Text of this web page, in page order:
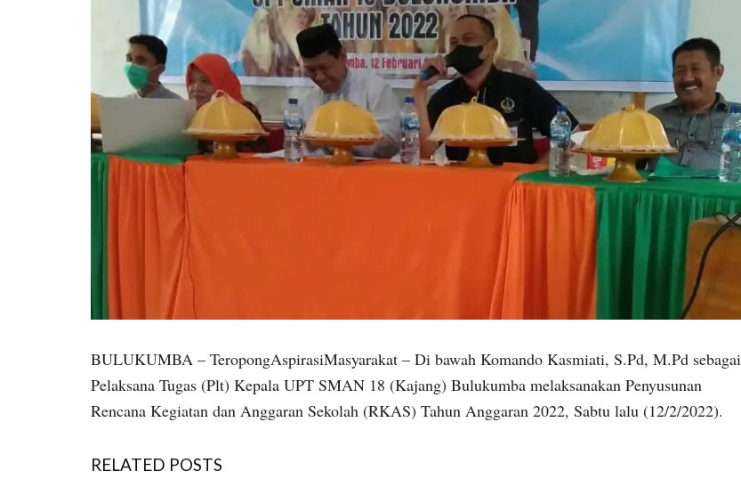
BULUKUMBA – TeropongAspirasiMasyarakat – Di bawah Komando Kasmiati, S.Pd, M.Pd sebagai
Pelaksana Tugas (Plt) Kepala UPT SMAN 18 (Kajang) Bulukumba melaksanakan Penyusunan
Rencana Kegiatan dan Anggaran Sekolah (RKAS) Tahun Anggaran 2022, Sabtu lalu (12/2/2022).
RELATED POSTS